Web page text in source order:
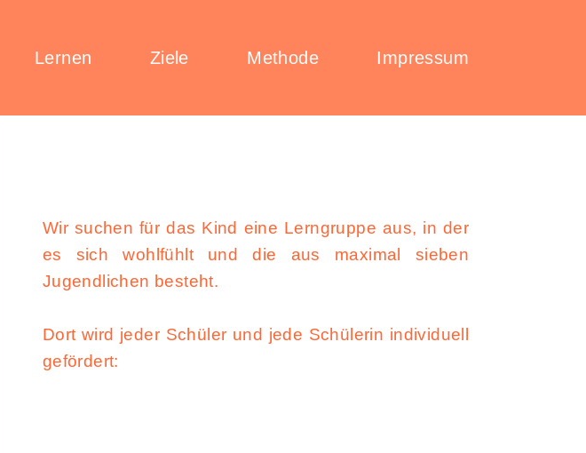
Lernen Ziele Methode Impressum
Wir suchen für das Kind eine Lerngruppe aus, in der
es sich wohlfühlt und die aus maximal sieben
Jugendlichen besteht.
Dort wird jeder Schüler und jede Schülerin individuell
gefördert: